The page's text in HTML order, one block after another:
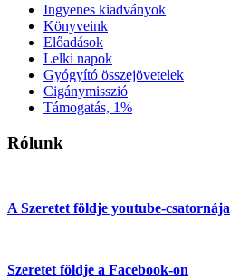
Ingyenes kiadványok
Könyveink
Előadások
Lelki napok
Gyógyító összejövetelek
Cigánymisszió
Támogatás, 1%
Rólunk
A Szeretet földje youtube-csatornája
Szeretet földje a Facebook-on